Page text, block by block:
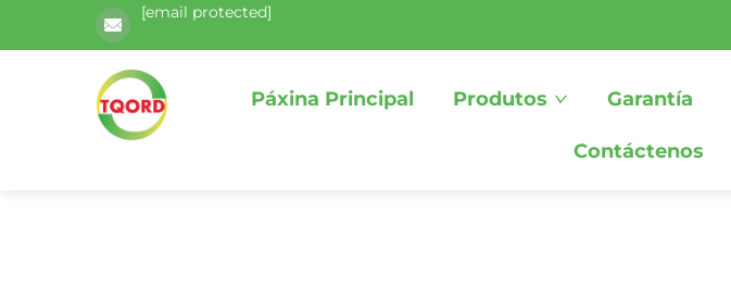
[email protected]
Páxina Principal Produtos Garantía
Contáctenos